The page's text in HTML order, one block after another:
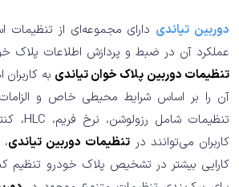
دوربین تیاندی دارای مجموعه‌ای از تنظیمات
عملکرد آن در ضبط و پردازش اطلاعات پلاک
تنظیمات دوربین پلاک خوان تیاندی به
آن را بر اساس شرایط محیطی خاص و
کاربران می‌توانند در تنظیمات دوربین تیاندی
کارایی بیشتر در تشخیص پلاک خودرو تنظیم